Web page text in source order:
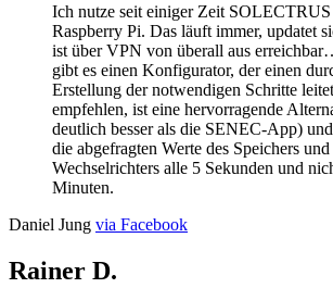
Ich nutze seit einiger Zeit
Raspberry Pi. Das läuft immer, updatet
ist über VPN von überall aus
gibt es einen Konfigurator, der einen
Erstellung der notwendigen Schritte
empfehlen, ist eine hervorragende
deutlich besser als die SENEC-App)
die abgefragten Werte des Speichers und
Wechselrichters alle 5 Sekunden und
Minuten.
Daniel Jung via Facebook
Rainer D.